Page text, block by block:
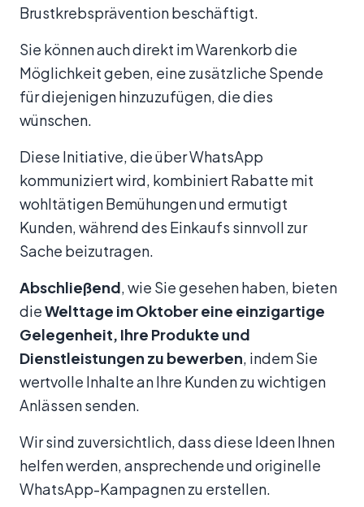
Brustkrebsprävention beschäftigt.
Sie können auch direkt im Warenkorb die
Möglichkeit geben, eine zusätzliche Spende
für diejenigen hinzuzufügen, die dies
wünschen.
Diese Initiative, die über WhatsApp
kommuniziert wird, kombiniert Rabatte mit
wohltätigen Bemühungen und ermutigt
Kunden, während des Einkaufs sinnvoll zur
Sache beizutragen.
Abschließend, wie Sie gesehen haben, bieten
dieWelttage im Oktober eine einzigartige
Gelegenheit, Ihre Produkte und
Dienstleistungen zu bewerben, indem Sie
wertvolle Inhalte an Ihre Kunden zu wichtigen
Anlässen senden.
Wir sind zuversichtlich, dass diese Ideen Ihnen
helfen werden, ansprechende und originelle
WhatsApp-Kampagnen zu erstellen.